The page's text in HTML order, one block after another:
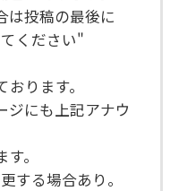
は投稿の最後に
ください"
ります。
ジにも上記アナウ
。
する場合あり。